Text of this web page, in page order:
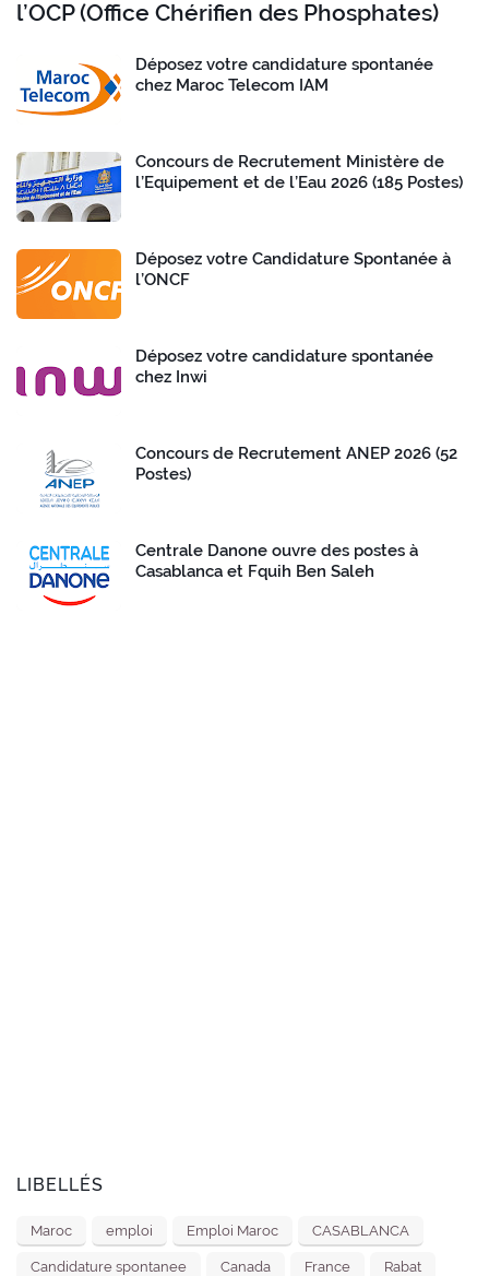
l’OCP (Office Chérifien des Phosphates)
Déposez votre candidature spontanée
chez Maroc Telecom IAM
Concours de Recrutement Ministère de
l’Equipement et de l’Eau 2026 (185 Postes)
Déposez votre Candidature Spontanée à
l’ONCF
Déposez votre candidature spontanée
chez Inwi
Concours de Recrutement ANEP 2026 (52
Postes)
Centrale Danone ouvre des postes à
Casablanca et Fquih Ben Saleh
LIBELLÉS
Maroc emploi Emploi Maroc CASABLANCA
Candidature spontanee Canada France Rabat